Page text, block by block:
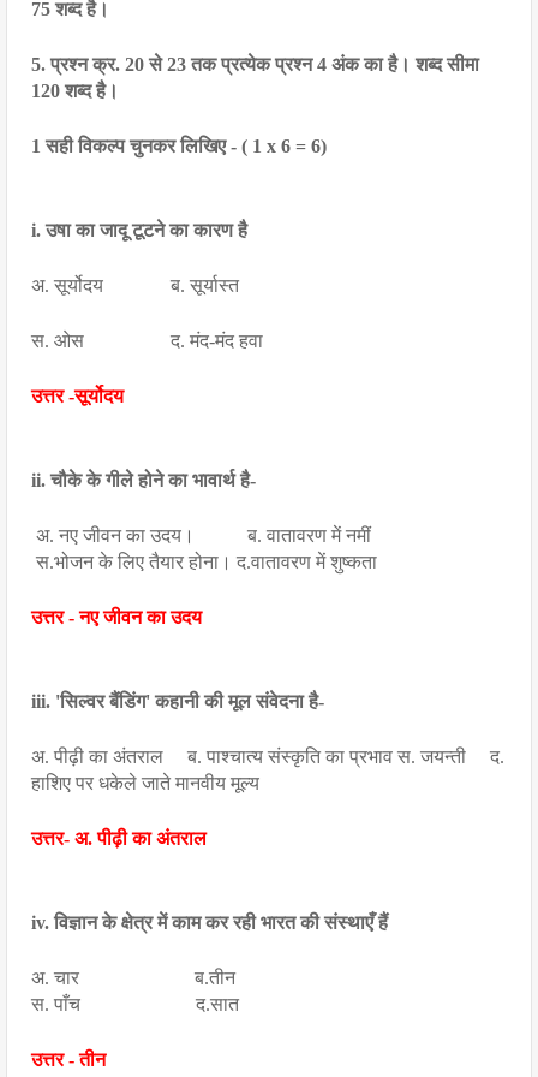
75 शब्द है।
5. प्रश्न क्र. 20 से 23 तक प्रत्येक प्रश्न 4 अंक का है। शब्द सीमा
120 शब्द है।
1 सही विकल्प चुनकर लिखिए - ( 1 x 6 = 6)
i. उषा का जादू टूटने का कारण है
अ. सूर्योदय              ब. सूर्यास्त
स. ओस                  द. मंद-मंद हवा
उत्तर -सूर्योदय
ii. चौके के गीले होने का भावार्थ है-
अ. नए जीवन का उदय।           ब. वातावरण में नमीं
स.भोजन के लिए तैयार होना। द.वातावरण में शुष्कता
उत्तर - नए जीवन का उदय
iii. 'सिल्वर बैंडिंग' कहानी की मूल संवेदना है-
अ. पीढ़ी का अंतराल     ब. पाश्चात्य संस्कृति का प्रभाव स. जयन्ती     द.
हाशिए पर धकेले जाते मानवीय मूल्य
उत्तर- अ. पीढ़ी का अंतराल
iv. विज्ञान के क्षेत्र में काम कर रही भारत की संस्थाएँ हैं
अ. चार                        ब.तीन
स. पाँच                        द.सात
उत्तर - तीन